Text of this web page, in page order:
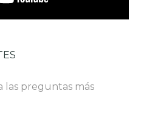
las preguntas más